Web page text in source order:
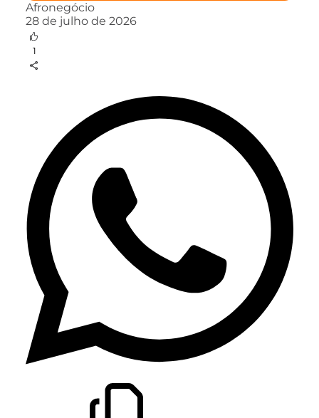
Afronegócio
28 de julho de 2026
1